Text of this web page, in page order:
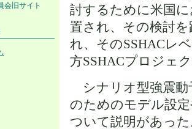
会旧サイト
討するために米国
置され、その検討
れ、そのSSHACレ
方SSHACプロジェ
シナリオ型強震動
のためのモデル設
ついて説明があっ